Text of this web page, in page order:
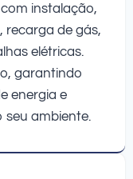
instalação,
recarga de gás,
elétricas.
garantindo
energia e
ambiente.